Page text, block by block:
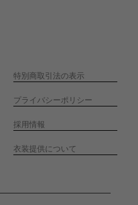
特別商取引法の表示
プライバシーポリシー
採用情報
衣装提供について